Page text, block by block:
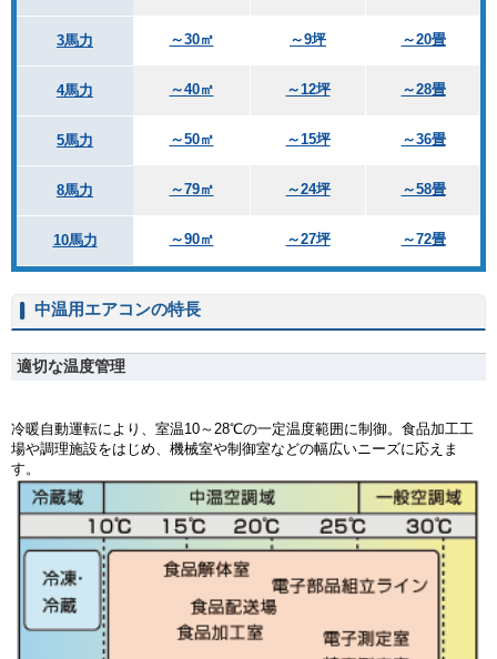
3馬力 ～30㎡ ～9坪 ～20畳
4馬力 ～40㎡ ～12坪 ～28畳
5馬力 ～50㎡ ～15坪 ～36畳
8馬力 ～79㎡ ～24坪 ～58畳
10馬力 ～90㎡ ～27坪 ～72畳
中温用エアコンの特長
適切な温度管理
冷暖自動運転により、室温10～28℃の一定温度範囲に制御。食品加工工
場や調理施設をはじめ、機械室や制御室などの幅広いニーズに応えま
す。